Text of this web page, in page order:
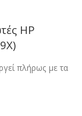
HP
πλήρως με τα